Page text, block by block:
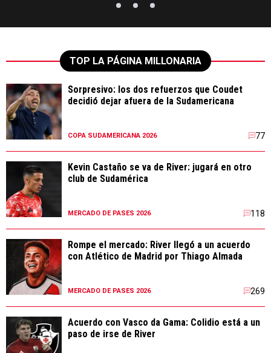
TOP LA PÁGINA MILLONARIA
Sorpresivo: los dos refuerzos que Coudet
decidió dejar afuera de la Sudamericana
COPA SUDAMERICANA 2026 77
Kevin Castaño se va de River: jugará en otro
club de Sudamérica
MERCADO DE PASES 2026 118
Rompe el mercado: River llegó a un acuerdo
con Atlético de Madrid por Thiago Almada
MERCADO DE PASES 2026 269
Acuerdo con Vasco da Gama: Colidio está a un
paso de irse de River